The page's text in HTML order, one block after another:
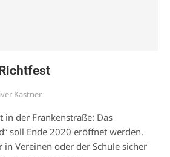
Kastner
in der Frankenstraße: Das
soll Ende 2020 eröffnet werden.
in Vereinen oder der Schule sicher